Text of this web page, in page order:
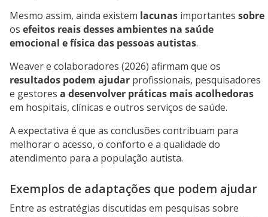
Mesmo assim, ainda existem lacunas importantes sobre
os efeitos reais desses ambientes na saúde
emocional e física das pessoas autistas.
Weaver e colaboradores (2026) afirmam que os
resultados podem ajudar profissionais, pesquisadores
e gestores a desenvolver práticas mais acolhedoras
em hospitais, clínicas e outros serviços de saúde.
A expectativa é que as conclusões contribuam para
melhorar o acesso, o conforto e a qualidade do
atendimento para a população autista.
Exemplos de adaptações que podem ajudar
Entre as estratégias discutidas em pesquisas sobre